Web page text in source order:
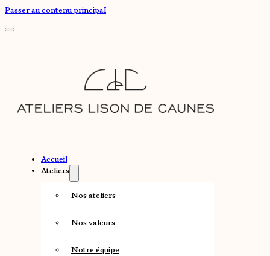
Passer au contenu principal
Accueil
Ateliers
Nos ateliers
Nos valeurs
Notre équipe